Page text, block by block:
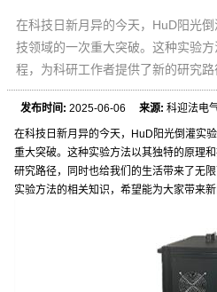
在科技日新月异的今天，HuD阳光
技领域的一次重大突破。这种实验
程，为科研工作者提供了新的研究
发布时间: 2025-06-06来源: 科迎法
在科技日新月异的今天，HuD阳光倒灌实
重大突破。这种实验方法以其独特的原理
研究路径，同时也给我们的生活带来了无
实验方法的相关知识，希望能为大家带来新